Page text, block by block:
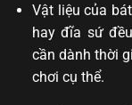
Vật liệu của
hay đĩa sứ
cần dành thời
chơi cụ thể.